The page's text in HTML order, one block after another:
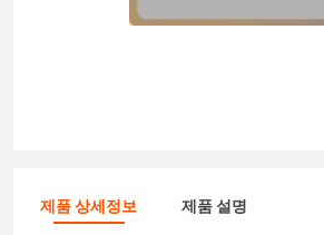
제품 상세정보 제품 설명